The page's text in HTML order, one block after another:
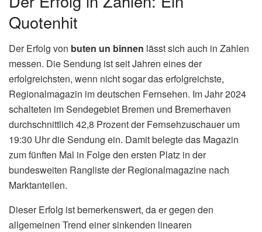
Quotenhit
Der Erfolg von buten un binnen lässt sich auch in Zahlen
messen. Die Sendung ist seit Jahren eines der
erfolgreichsten, wenn nicht sogar das erfolgreichste,
Regionalmagazin im deutschen Fernsehen. Im Jahr 2024
schalteten im Sendegebiet Bremen und Bremerhaven
durchschnittlich 42,8 Prozent der Fernsehzuschauer um
19:30 Uhr die Sendung ein. Damit belegte das Magazin
zum fünften Mal in Folge den ersten Platz in der
bundesweiten Rangliste der Regionalmagazine nach
Marktanteilen.
Dieser Erfolg ist bemerkenswert, da er gegen den
allgemeinen Trend einer sinkenden linearen